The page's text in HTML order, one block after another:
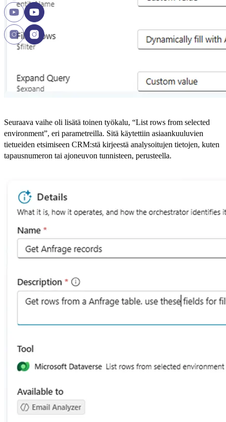
Seuraava vaihe oli lisätä toinen työkalu, “List rows from selected
environment”, eri parametreilla. Sitä käytettiin asiaankuuluvien
tietueiden etsimiseen CRM:stä kirjeestä analysoitujen tietojen, kuten
tapausnumeron tai ajoneuvon tunnisteen, perusteella.